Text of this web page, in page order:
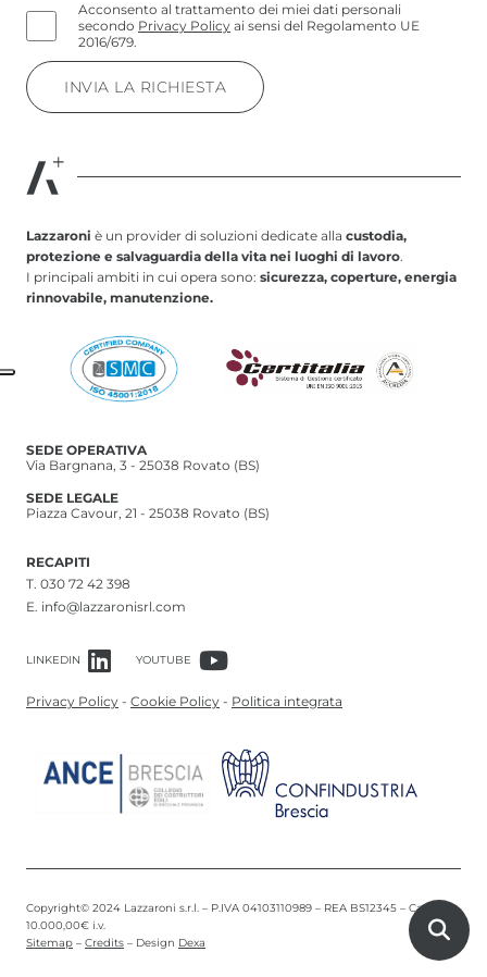
Acconsento al trattamento dei miei dati personali
secondo Privacy Policy ai sensi del Regolamento UE
2016/679.
Lazzaroni è un provider di soluzioni dedicate alla custodia,
protezione e salvaguardia della vita nei luoghi di lavoro.
I principali ambiti in cui opera sono: sicurezza, coperture, energia
rinnovabile, manutenzione.
SEDE OPERATIVA
Via Bargnana, 3 - 25038 Rovato (BS)
SEDE LEGALE
Piazza Cavour, 21 - 25038 Rovato (BS)
RECAPITI
T. 030 72 42 398
E. info@lazzaronisrl.com
LINKEDIN YOUTUBE
Privacy Policy - Cookie Policy - Politica integrata
Copyright© 2024 Lazzaroni s.r.l. – P.IVA 04103110989 – REA BS12345 – Cap. Soc.
10.000,00€ i.v.
Sitemap – Credits – Design Dexa